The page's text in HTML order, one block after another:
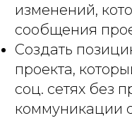
изменений,
сообщения
Создать
проекта,
соц. сетях без
коммуникации